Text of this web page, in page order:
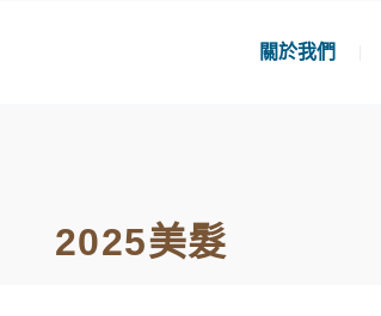
關於我們
2025美髮